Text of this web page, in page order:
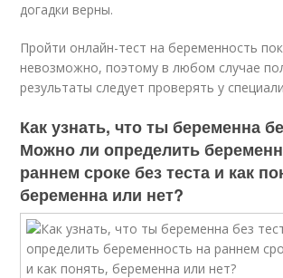
догадки верны.
Пройти онлайн-тест на беременность
невозможно, поэтому в любом случае
результаты следует проверять у
Как узнать, что ты беременна
Можно ли определить
раннем сроке без теста и как
беременна или нет?